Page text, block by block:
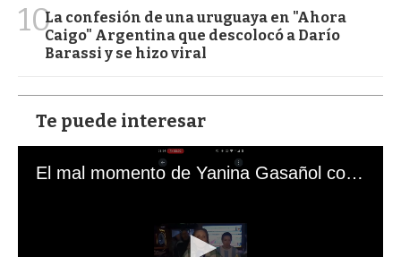
10La confesión de una uruguaya en "Ahora
Caigo" Argentina que descolocó a Darío
Barassi y se hizo viral
Te puede interesar
El mal momento de Yanina Gasañol con un hincha argentino en "Subrayado"